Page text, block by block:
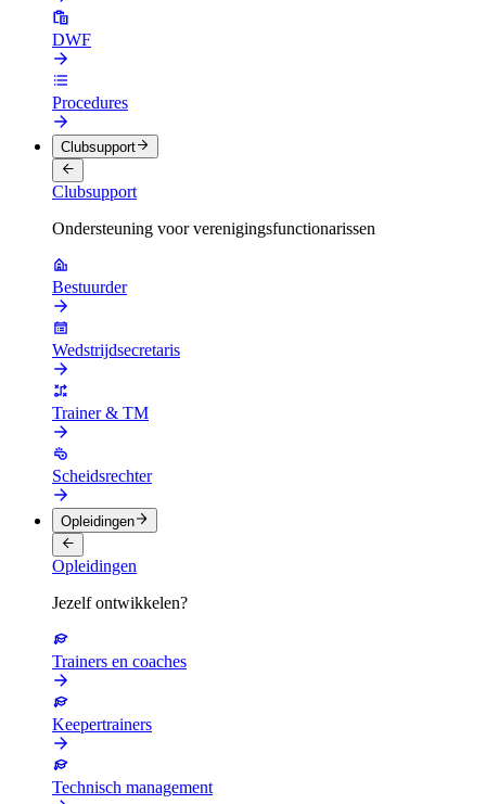
DWF
Procedures
Clubsupport
Clubsupport
Ondersteuning voor verenigingsfunctionarissen
Bestuurder
Wedstrijdsecretaris
Trainer & TM
Scheidsrechter
Opleidingen
Opleidingen
Jezelf ontwikkelen?
Trainers en coaches
Keepertrainers
Technisch management